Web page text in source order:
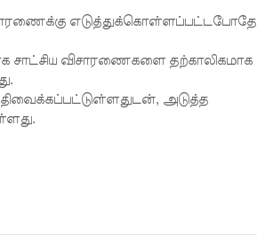
எடுத்துக்கொள்ளப்பட்டபோதே
சாட்சிய விசாரணைகளை தற்காலிகமாக
அடுத்த